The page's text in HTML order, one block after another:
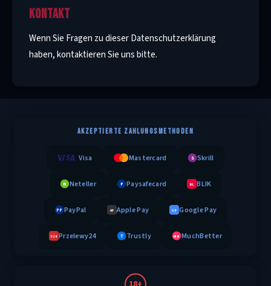
KONTAKT
Wenn Sie Fragen zu dieser Datenschutzerklärung
haben, kontaktieren Sie uns bitte.
AKZEPTIERTE ZAHLUNGSMETHODEN
Visa Mastercard S Skrill
N Neteller P Paysafecard BL BLIK
PP PayPal AP Apple Pay GP Google Pay
P24 Przelewy24 T Trustly MB MuchBetter